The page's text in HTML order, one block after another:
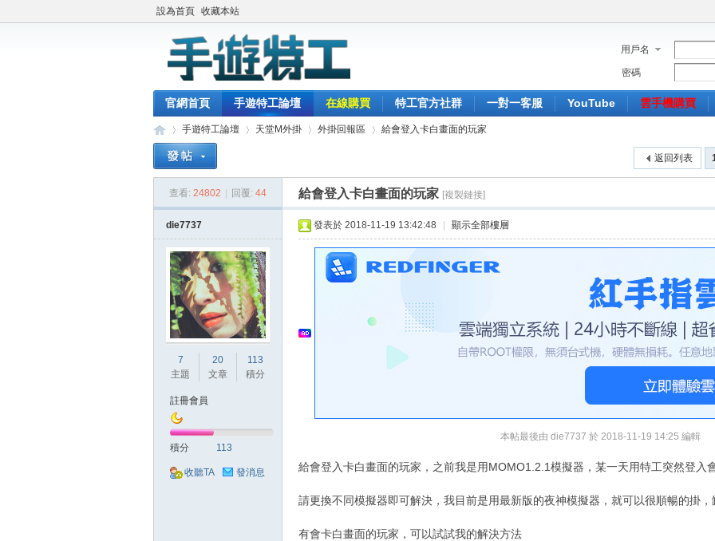
設為首頁 收藏本站
用戶名
密碼
官網首頁 手遊特工論壇 在線購買 特工官方社群 一對一客服 YouTube 雲手機購買
»
手遊特工論壇
›
天堂M外掛
›
外掛回報區
›
給會登入卡白畫面的玩家
返回列表
查看: 24802 回覆: 44 給會登入卡白畫面的玩家 [複製鏈接]
die7737
7
主題
20
文章
113
積分
註冊會員
積分 113
收聽TA 發消息
發表於 2018-11-19 13:42:48 顯示全部樓層
本帖最後由 die7737 於 2018-11-19 14:25 編輯
給會登入卡白畫面的玩家，之前我是用MOMO1.2.1模擬器，某一天用特工突然登入
請更換不同模擬器即可解決，我目前是用最新版的夜神模擬器，就可以很順暢的掛
有會卡白畫面的玩家，可以試試我的解決方法